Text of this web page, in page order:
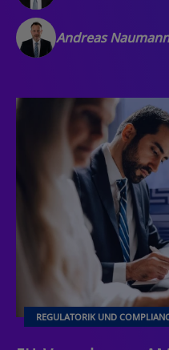
Andreas Naumann
REGULATORIK UND